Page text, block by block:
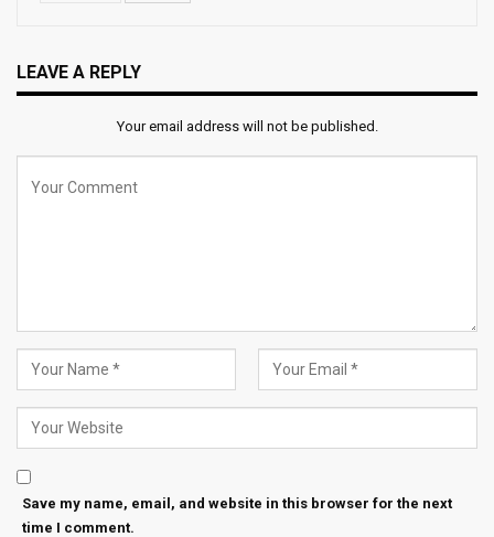
LEAVE A REPLY
Your email address will not be published.
Save my name, email, and website in this browser for the next
time I comment.